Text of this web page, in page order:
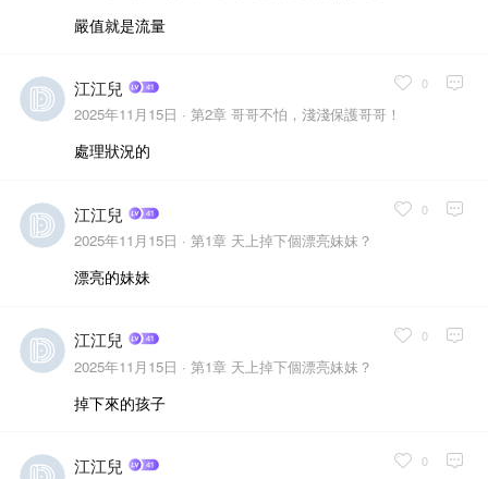
嚴值就是流量
江江兒
2025年11月15日 ·第2章 哥哥不怕，淺淺保護哥哥！
0
處理狀況的
江江兒
2025年11月15日 ·第1章 天上掉下個漂亮妹妹？
0
漂亮的妹妹
江江兒
2025年11月15日 ·第1章 天上掉下個漂亮妹妹？
0
掉下來的孩子
江江兒 0